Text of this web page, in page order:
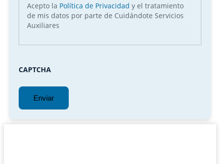
Acepto la Política de Privacidad y el tratamiento
de mis datos por parte de Cuidándote Servicios
Auxiliares
CAPTCHA